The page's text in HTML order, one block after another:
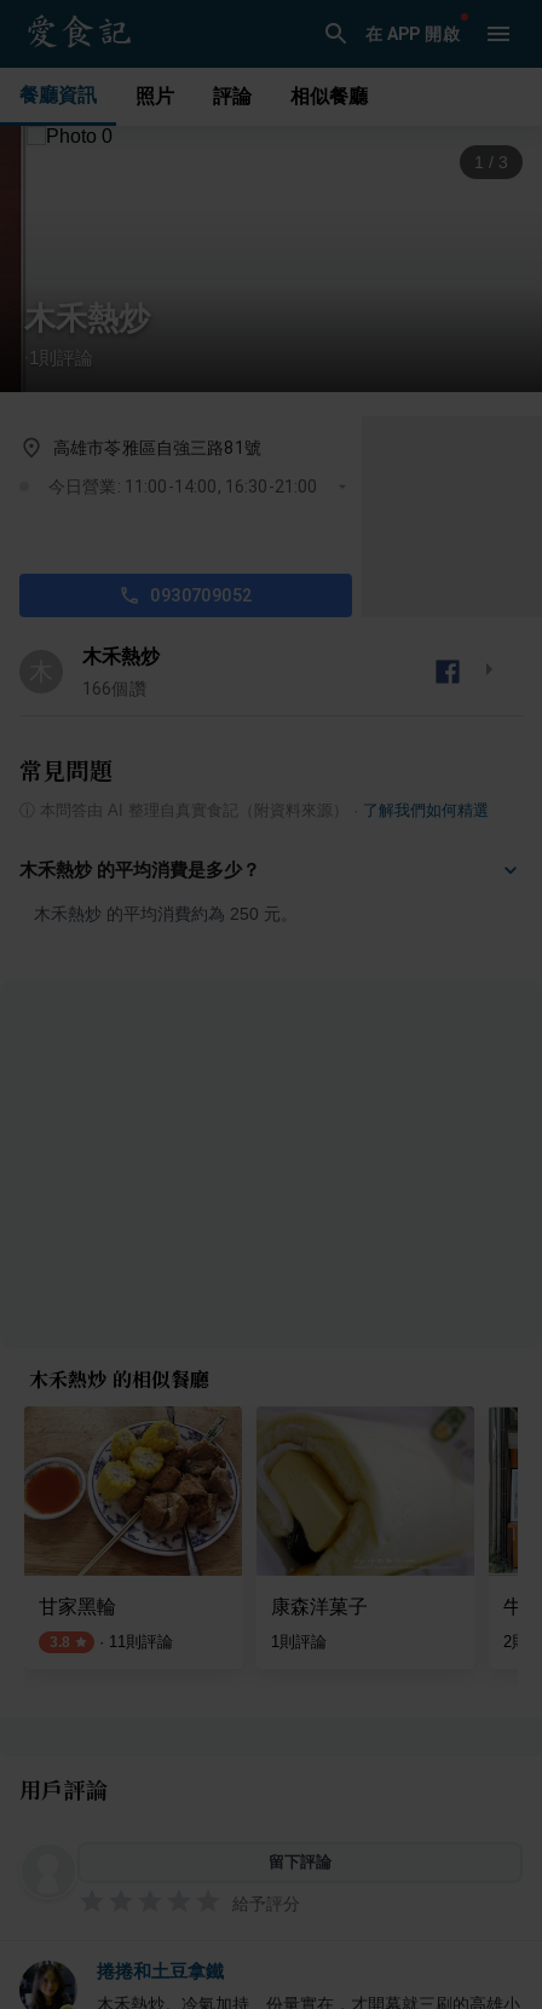
在 APP 開啟
餐廳資訊 照片 評論 相似餐廳
1 / 3
木禾熱炒
1 則評論
高雄市苓雅區自強三路81號
今日營業: 11:00-14:00, 16:30-21:00
0930709052
木禾熱炒
166個讚
常見問題
本問答由 AI 整理自真實食記（附資料來源） 了解我們如何精選
木禾熱炒 的平均消費是多少？
木禾熱炒 的平均消費約為 250 元。
木禾熱炒 的相似餐廳
甘家黑輪
3.8 · 11則評論
康森洋菓子
1則評論
牛
2則
用戶評論
留下評論
給予評分
捲捲和土豆拿鐵
木禾熱炒。冷氣加持、份量實在，才開幕就三刷的高雄小